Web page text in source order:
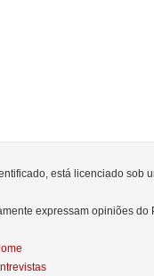
está licenciado sob
expressam opiniões do